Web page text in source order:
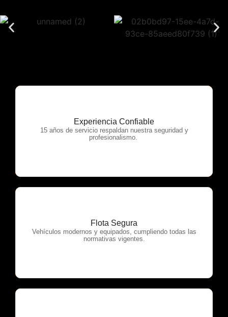
Experiencia Confiable
15 años de servicio respaldan nuestra seguridad y
profesionalismo.
OTP Servicios
Flota Segura
Vehículos modernos y equipados, cumpliendo todas las
normativas vigentes.
OTP Servicios